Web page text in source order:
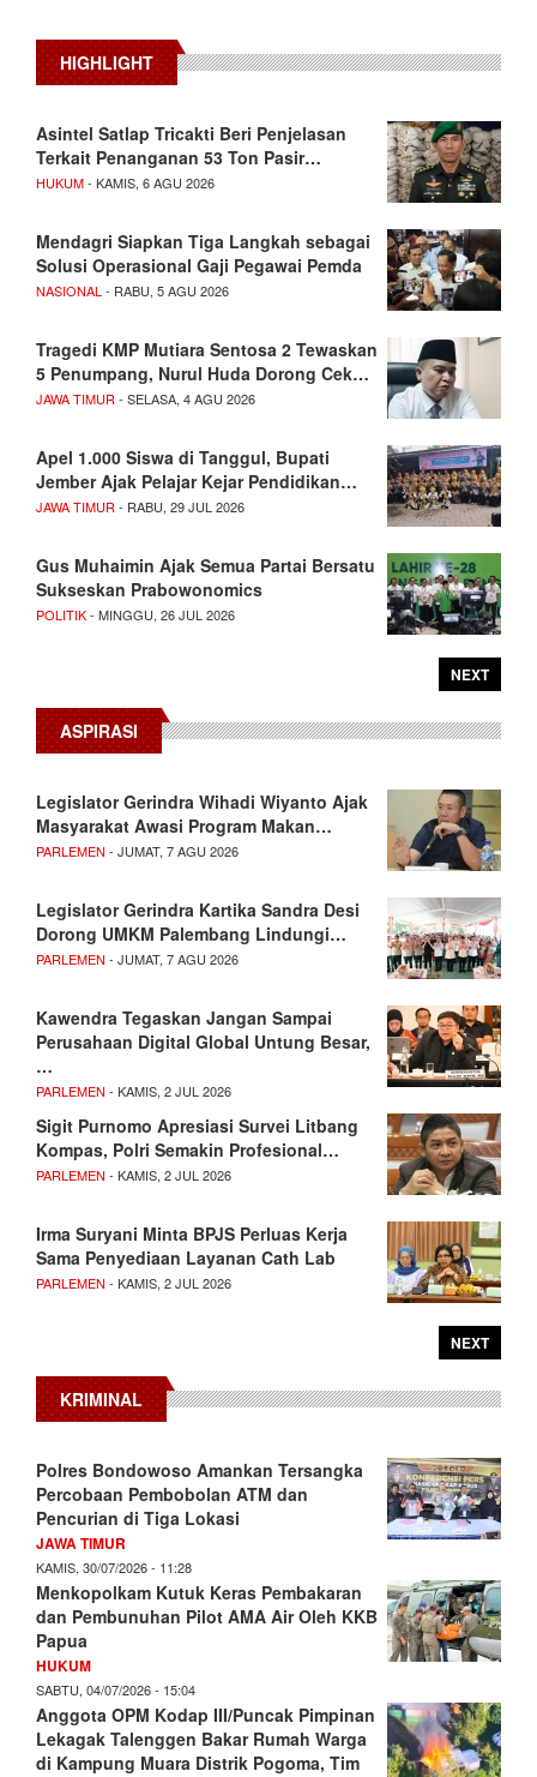
HIGHLIGHT
Asintel Satlap Tricakti Beri Penjelasan
Terkait Penanganan 53 Ton Pasir…
HUKUM- KAMIS, 6 AGU 2026
Mendagri Siapkan Tiga Langkah sebagai
Solusi Operasional Gaji Pegawai Pemda
NASIONAL - RABU, 5 AGU 2026
Tragedi KMP Mutiara Sentosa 2 Tewaskan
5 Penumpang, Nurul Huda Dorong Cek…
JAWA TIMUR - SELASA, 4 AGU 2026
Apel 1.000 Siswa di Tanggul, Bupati
Jember Ajak Pelajar Kejar Pendidikan…
JAWA TIMUR - RABU, 29 JUL 2026
Gus Muhaimin Ajak Semua Partai Bersatu
Sukseskan Prabowonomics
POLITIK- MINGGU, 26 JUL 2026
NEXT
ASPIRASI
Legislator Gerindra Wihadi Wiyanto Ajak
Masyarakat Awasi Program Makan…
PARLEMEN - JUMAT, 7 AGU 2026
Legislator Gerindra Kartika Sandra Desi
Dorong UMKM Palembang Lindungi…
PARLEMEN - JUMAT, 7 AGU 2026
Kawendra Tegaskan Jangan Sampai
Perusahaan Digital Global Untung Besar,
…
PARLEMEN - KAMIS, 2 JUL 2026
Sigit Purnomo Apresiasi Survei Litbang
Kompas, Polri Semakin Profesional…
PARLEMEN - KAMIS, 2 JUL 2026
Irma Suryani Minta BPJS Perluas Kerja
Sama Penyediaan Layanan Cath Lab
PARLEMEN - KAMIS, 2 JUL 2026
NEXT
KRIMINAL
Polres Bondowoso Amankan Tersangka
Percobaan Pembobolan ATM dan
Pencurian di Tiga Lokasi
JAWA TIMUR
KAMIS, 30/07/2026 - 11:28
Menkopolkam Kutuk Keras Pembakaran
dan Pembunuhan Pilot AMA Air Oleh KKB
Papua
HUKUM
SABTU, 04/07/2026 - 15:04
Anggota OPM Kodap III/Puncak Pimpinan
Lekagak Talenggen Bakar Rumah Warga
di Kampung Muara Distrik Pogoma, Tim